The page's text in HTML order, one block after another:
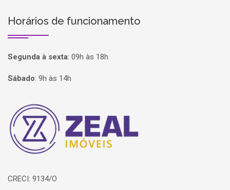
Horários de funcionamento
Segunda à sexta: 09h às 18h
Sábado: 9h às 14h
Página inicial
CRECI: 9134/O